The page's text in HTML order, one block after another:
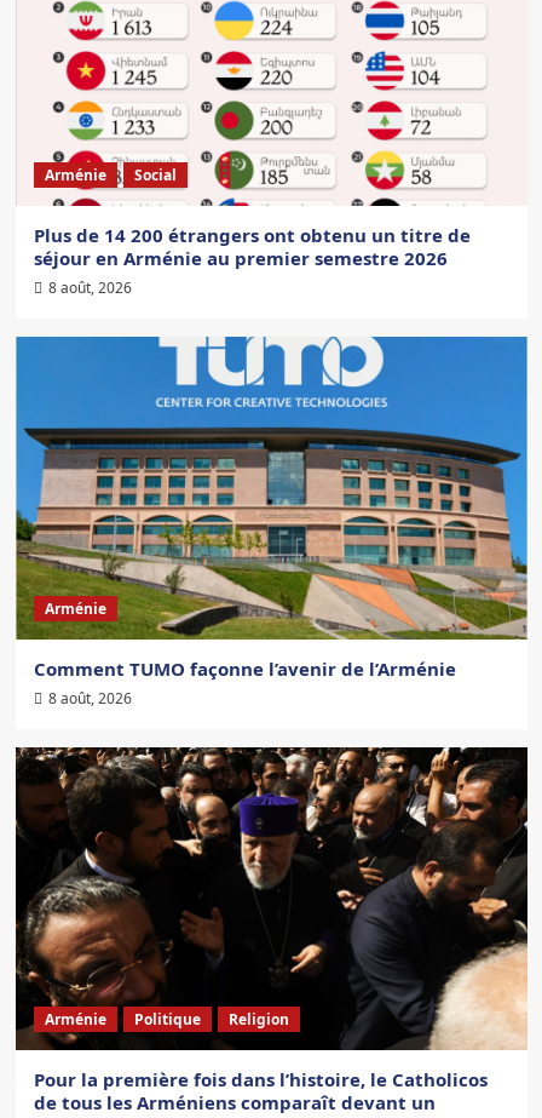
Arménie Social
Plus de 14 200 étrangers ont obtenu un titre de
séjour en Arménie au premier semestre 2026
8 août, 2026
Arménie
Comment TUMO façonne l’avenir de l’Arménie
8 août, 2026
Arménie Politique Religion
Pour la première fois dans l’histoire, le Catholicos
de tous les Arméniens comparaît devant un